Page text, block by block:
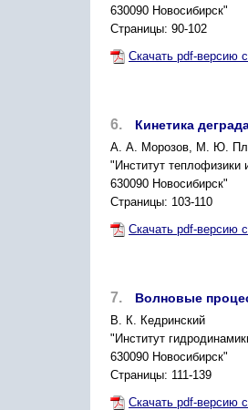
630090 Новосибирск"
Страницы: 90-102
Скачать pdf-версию
6. Кинетика
А. А. Морозов, М. Ю.
"Институт
630090 Новосибирск"
Страницы: 103-110
Скачать pdf-версию
7. Волновые
В. К. Кедринский
"Институт
630090 Новосибирск"
Страницы: 111-139
Скачать pdf-версию